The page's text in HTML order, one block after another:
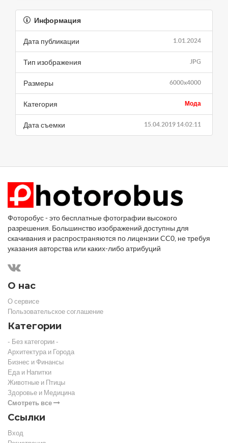
Информация
1.01.2024
Дата публикации
JPG
Тип изображения
6000x4000
Размеры
Мода
Категория
15.04.2019 14:02:11
Дата съемки
Фоторобус - это бесплатные фотографии высокого
разрешения. Большинство изображений доступны для
скачивания и распространяются по лицензии CC0, не требуя
указания авторства или каких-либо атрибуций
О нас
О сервисе
Пользовательское соглашение
Категории
- Без категории -
Архитектура и Города
Бизнес и Финансы
Еда и Напитки
Животные и Птицы
Здоровье и Медицина
Смотреть все
Ссылки
Вход